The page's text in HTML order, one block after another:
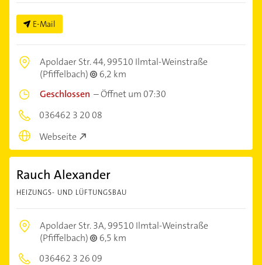
E-Mail
Apoldaer Str. 44,99510 Ilmtal-Weinstraße
(Pfiffelbach)
6,2 km
Geschlossen –Öffnet um 07:30
036462 3 20 08
Webseite
Rauch Alexander
HEIZUNGS- UND LÜFTUNGSBAU
Apoldaer Str. 3A,99510 Ilmtal-Weinstraße
(Pfiffelbach)
6,5 km
036462 3 26 09